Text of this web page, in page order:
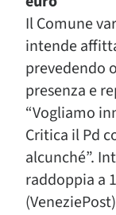
Il Comune
intende
prevedendo
presenza e
“Vogliamo
Critica il Pd
alcunché”.
raddoppia a
(VeneziePost)